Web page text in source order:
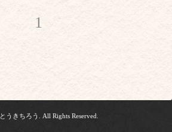
1
とうきちろう . All Rights Reserved.